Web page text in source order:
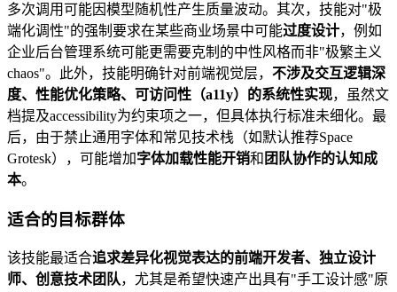
多次调用可能因模型随机性产生质量波动。其次，技能对"极
端化调性"的强制要求在某些商业场景中可能过度设计，例如
企业后台管理系统可能更需要克制的中性风格而非"极繁主义
chaos"。此外，技能明确针对前端视觉层， 不涉及交互逻辑深
度、性能优化策略、可访问性（a11y）的系统性实现，虽然文
档提及accessibility为约束项之一，但具体执行标准未细化。最
后，由于禁止通用字体和常见技术栈（如默认推荐Space
Grotesk），可能增加字体加载性能开销和 团队协作的认知成
本。
适合的目标群体
该技能最适合追求差异化视觉表达的前端开发者、独立设计
师、创意技术团队，尤其是希望快速产出具有"手工设计感"原